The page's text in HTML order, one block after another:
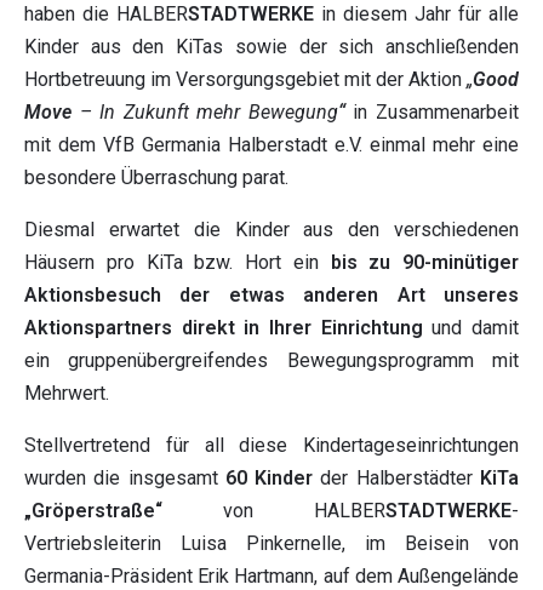
haben die HALBERSTADTWERKE in diesem Jahr für alle
Kinder aus den KiTas sowie der sich anschließenden
Hortbetreuung im Versorgungsgebiet mit der Aktion „Good
Move – In Zukunft mehr Bewegung“in Zusammenarbeit
mit dem VfB Germania Halberstadt e.V. einmal mehr eine
besondere Überraschung parat.
Diesmal erwartet die Kinder aus den verschiedenen
Häusern pro KiTa bzw. Hort ein bis zu 90-minütiger
Aktionsbesuch der etwas anderen Art unseres
Aktionspartners direkt in Ihrer Einrichtungund damit
ein gruppenübergreifendes Bewegungsprogramm mit
Mehrwert.
Stellvertretend für all diese Kindertageseinrichtungen
wurden die insgesamt 60 Kinder der Halberstädter KiTa
„Gröperstraße“ von HALBERSTADTWERKE-
Vertriebsleiterin Luisa Pinkernelle, im Beisein von
Germania-Präsident Erik Hartmann, auf dem Außengelände